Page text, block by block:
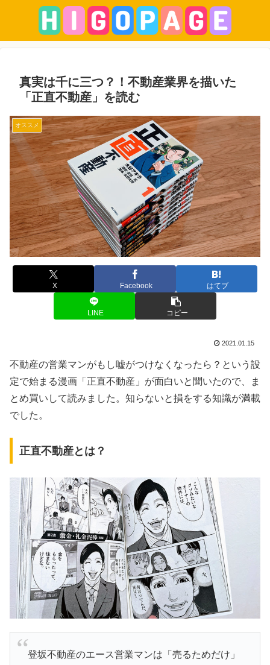
真実は千に三つ？！不動産業界を描いた
「正直不動産」を読む
オススメ
X Facebook はてブ
LINE コピー
2021.01.15
不動産の営業マンがもし嘘がつけなくなったら？という設
定で始まる漫画「正直不動産」が面白いと聞いたので、ま
とめ買いして読みました。知らないと損をする知識が満載
でした。
正直不動産とは？
登坂不動産のエース営業マンは「売るためだけ」